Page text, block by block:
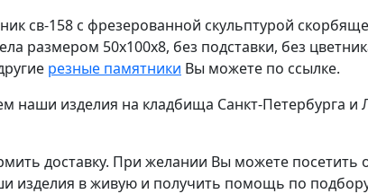
св-158 с фрезерованной скульптурой
размером 50х100х8, без подставки, без
резные памятники Вы можете по ссылке.
наши изделия на кладбища Санкт-Петербурга и
доставку. При желании Вы можете посетить
изделия в живую и получить помощь по